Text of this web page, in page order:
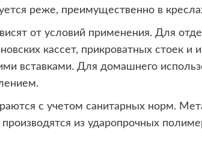
реже, преимущественно в
от условий применения. Для
кассет, прикроватных
вставками. Для домашнего
с учетом санитарных норм.
из ударопрочных